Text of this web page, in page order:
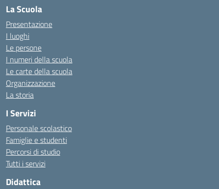
La Scuola
Presentazione
I luoghi
Le persone
I numeri della scuola
Le carte della scuola
Organizzazione
La storia
I Servizi
Personale scolastico
Famiglie e studenti
Percorsi di studio
Tutti i servizi
Didattica